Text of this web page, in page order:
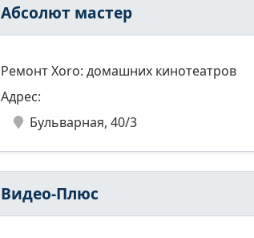
Абсолют мастер
Ремонт Xoro: домашних кинотеатров
Адрес:
Бульварная, 40/3
Видео-Плюс